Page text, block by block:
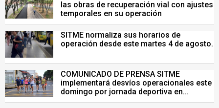
las obras de recuperación vial con ajustes
temporales en su operación
SITME normaliza sus horarios de
operación desde este martes 4 de agosto.
COMUNICADO DE PRENSA SITME
implementará desvíos operacionales este
domingo por jornada deportiva en
Bucaramanga